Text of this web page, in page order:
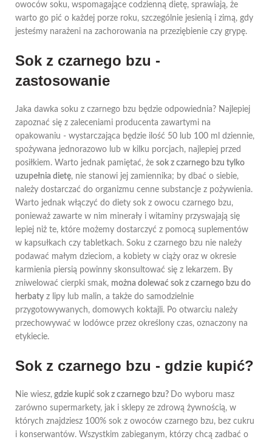
owoców soku, wspomagające codzienną dietę, sprawiają, że
warto go pić o każdej porze roku, szczególnie jesienią i zimą, gdy
jesteśmy narażeni na zachorowania na przeziębienie czy grypę.
Sok z czarnego bzu -
zastosowanie
Jaka dawka soku z czarnego bzu będzie odpowiednia? Najlepiej
zapoznać się z zaleceniami producenta zawartymi na
opakowaniu - wystarczająca będzie ilość 50 lub 100 ml dziennie,
spożywana jednorazowo lub w kilku porcjach, najlepiej przed
posiłkiem. Warto jednak pamiętać, że sok z czarnego bzu tylko
uzupełnia dietę, nie stanowi jej zamiennika; by dbać o siebie,
należy dostarczać do organizmu cenne substancje z pożywienia.
Warto jednak włączyć do diety sok z owocu czarnego bzu,
ponieważ zawarte w nim minerały i witaminy przyswajają się
lepiej niż te, które możemy dostarczyć z pomocą suplementów
w kapsułkach czy tabletkach. Soku z czarnego bzu nie należy
podawać małym dzieciom, a kobiety w ciąży oraz w okresie
karmienia piersią powinny skonsultować się z lekarzem. By
zniwelować cierpki smak, można dolewać sok z czarnego bzu do
herbaty z lipy lub malin, a także do samodzielnie
przygotowywanych, domowych koktajli. Po otwarciu należy
przechowywać w lodówce przez określony czas, oznaczony na
etykiecie.
Sok z czarnego bzu - gdzie kupić?
Nie wiesz, gdzie kupić sok z czarnego bzu? Do wyboru masz
zarówno supermarkety, jak i sklepy ze zdrową żywnością, w
których znajdziesz 100% sok z owoców czarnego bzu, bez cukru
i konserwantów. Wszystkim zabieganym, którzy chcą zadbać o